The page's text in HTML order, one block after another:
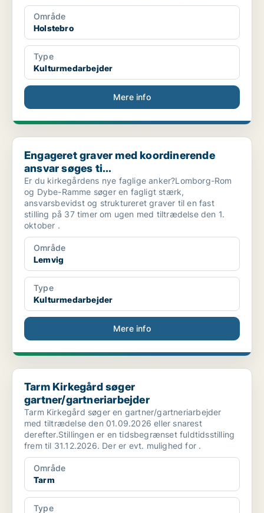
Område
Holstebro
Type
Kulturmedarbejder
Mere info
Engageret graver med koordinerende ansvar søges ti...
Engageret graver med koordinerende
ansvar søges ti...
Er du kirkegårdens nye faglige anker?Lomborg-Rom
og Dybe-Ramme søger en fagligt stærk,
ansvarsbevidst og struktureret graver til en fast
stilling på 37 timer om ugen med tiltrædelse den 1.
oktober .
Område
Lemvig
Type
Kulturmedarbejder
Mere info
Tarm Kirkegård søger gartner/gartneriarbejder
Tarm Kirkegård søger
gartner/gartneriarbejder
Tarm Kirkegård søger en gartner/gartneriarbejder
med tiltrædelse den 01.09.2026 eller snarest
derefter.Stillingen er en tidsbegrænset fuldtidsstilling
frem til 31.12.2026. Der er evt. mulighed for .
Område
Tarm
Type